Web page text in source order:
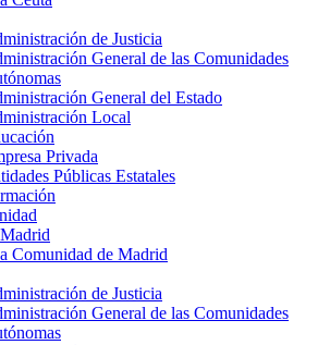
de Justicia
General de las Comunidades
General del Estado
Local
Privada
Públicas Estatales
Comunidad de Madrid
de Justicia
General de las Comunidades